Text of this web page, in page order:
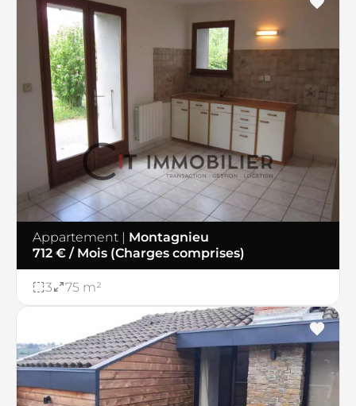
Appartement
Montagnieu
712 € / Mois (Charges comprises)
3 75 m²